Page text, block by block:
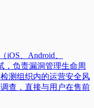
iOS、Android、
，负责漏洞管理生命周
测组织内的运营安全风
查，直接与用户在售前